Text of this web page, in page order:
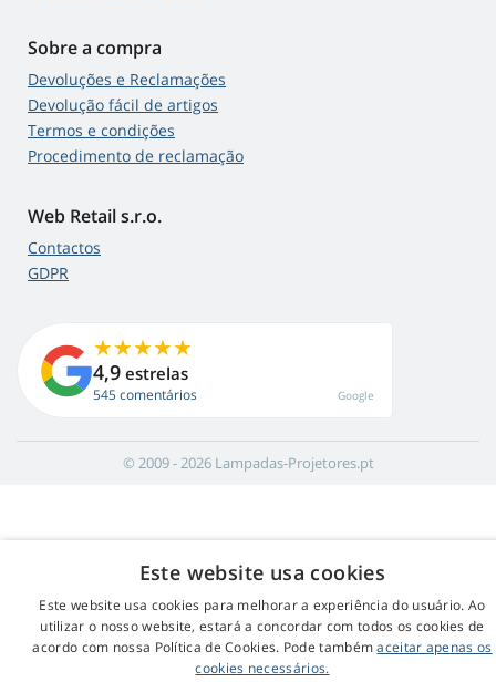
Sobre a compra
Devoluções e Reclamações
Devolução fácil de artigos
Termos e condições
Procedimento de reclamação
Web Retail s.r.o.
Contactos
GDPR
4,9 estrelas
545 comentários Google
© 2009 - 2026 Lampadas-Projetores.pt
Este website usa cookies
Este website usa cookies para melhorar a experiência do usuário. Ao
utilizar o nosso website, estará a concordar com todos os cookies de
acordo com nossa Política de Cookies. Pode tambémaceitar apenas os
cookies necessários.